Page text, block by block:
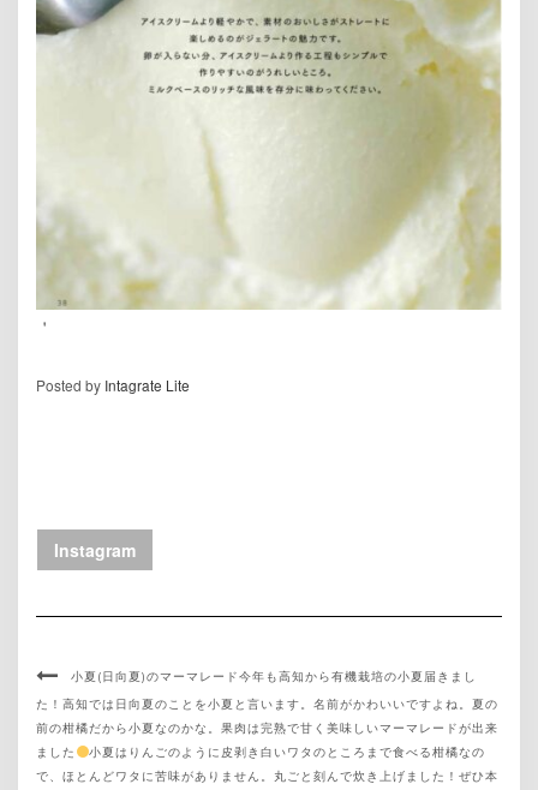
＇
Posted by Intagrate Lite
Instagram
小夏(日向夏)のマーマレード今年も高知から有機栽培の小夏届きまし
た！高知では日向夏のことを小夏と言います。名前がかわいいですよね。夏の
前の柑橘だから小夏なのかな。果肉は完熟で甘く美味しいマーマレードが出来
ました
小夏はりんごのように皮剥き白いワタのところまで食べる柑橘なの
で、ほとんどワタに苦味がありません。丸ごと刻んで炊き上げました！ぜひ本